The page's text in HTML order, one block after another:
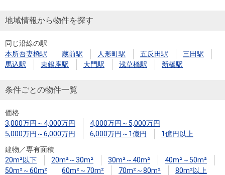
サービス
ンシミュ
レーショ
ラス（お
役立ちコ
税金の本
（電子ブ
ック）
住まいと
暮らしの
税金の本
（電子ブ
ド
地域情報から物件を探す
同じ沿線の駅
本所吾妻橋駅
蔵前駅 人形町駅 五反田駅
三田駅
馬込駅
東銀座駅 大門駅 浅草橋駅 新橋駅
条件ごとの物件一覧
価格
3,000万円～4,000万円
4,000万円～5,000万円
5,000万円～6,000万円
6,000万円～1億円
1億円以上
建物／専有面積
20m²以下
20m²～30m² 30m²～40m²
40m²～50m²
50m²～60m²
60m²～70m² 70m²～80m²
80m²以上